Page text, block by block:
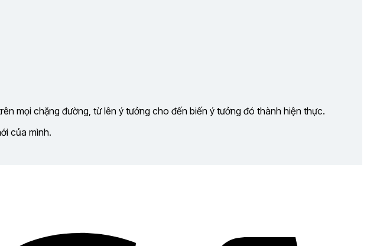
mọi chặng đường, từ lên ý tưởng cho đến biến ý tưởng đó thành hiện thực.
của mình.